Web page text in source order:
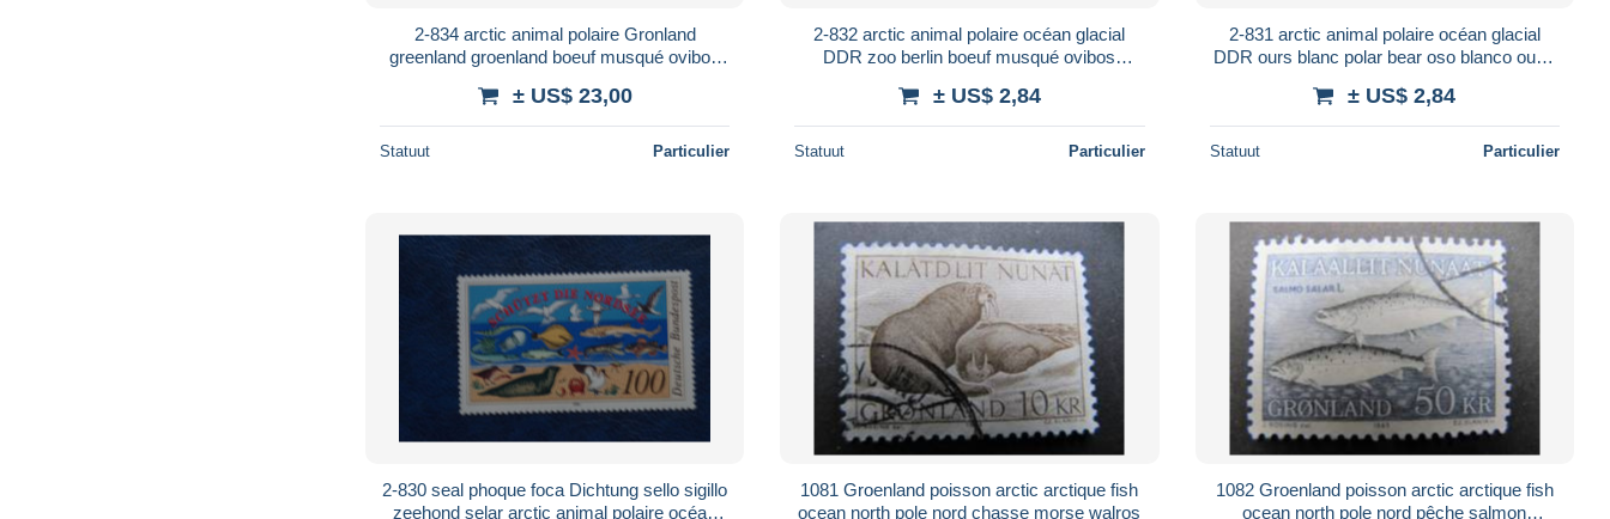
2-834 arctic animal polaire Gronland
greenland groenland boeuf musqué ovibos
ox
± US$ 23,00
Statuut Particulier
2-832 arctic animal polaire océan glacial
DDR zoo berlin boeuf musqué ovibos
ox
± US$ 2,84
Statuut Particulier
2-831 arctic animal polaire océan glacial
DDR ours blanc polar bear oso blanco ouso
± US$ 2,84
Statuut Particulier
2-830 seal phoque foca Dichtung sello sigillo
zeehond selar arctic animal polaire océan
1081 Groenland poisson arctic arctique fish
ocean north pole nord chasse morse walros
1082 Groenland poisson arctic arctique fish
ocean north pole nord pêche salmon